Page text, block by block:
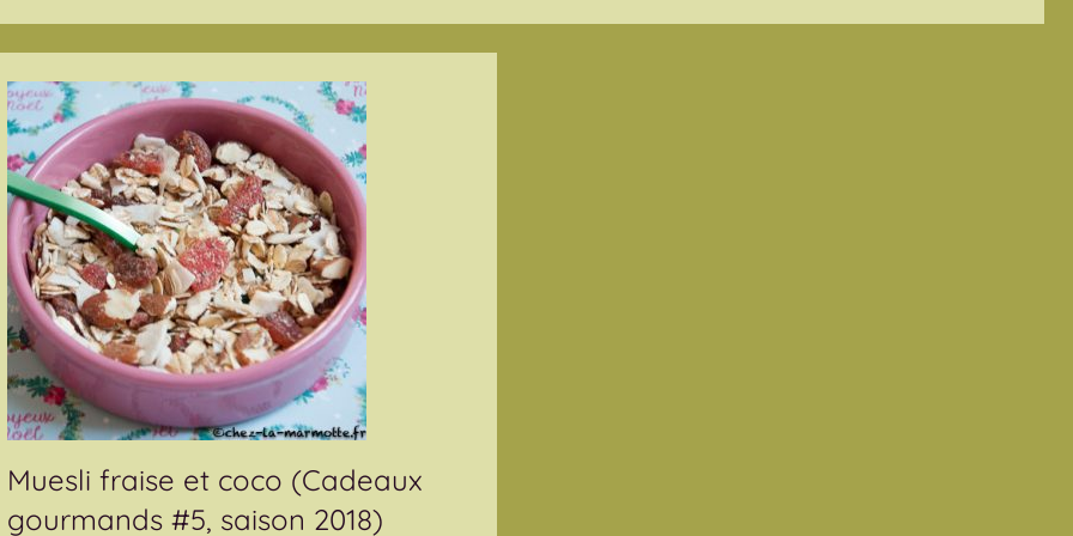
Muesli fraise et coco (Cadeaux
gourmands #5, saison 2018)